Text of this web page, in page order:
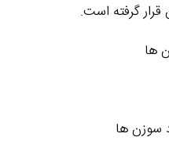
گرفته است.
ها
سوزن ها